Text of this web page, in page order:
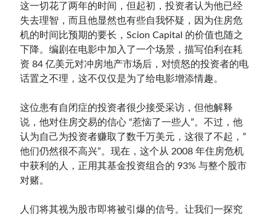
这一切花了两年的时间，但起初，投资者认为他已经
失去理智，而且他显然也有些自我怀疑，因为住房危
机的时间比预期的要长，Scion Capital 的价值也随之
下降。编剧在电影中加入了一个场景，描写伯利在耗
资 84 亿美元对冲房地产市场后，对愤怒的投资者的电
话置之不理，这不仅仅是为了给电影增添情趣。
这位患有自闭症的投资者很少接受采访，但他解释
说，他对住房交易的信心 “惹恼了一些人”。不过，他
认为自己为投资者赚取了数千万美元，这很了不起，”
他们仍然很不高兴”。现在，这个从 2008 年住房危机
中获利的人，正用其基金投资组合的 93% 与整个股市
对赌。
人们将其视为股市即将被引爆的信号。让我们一探究